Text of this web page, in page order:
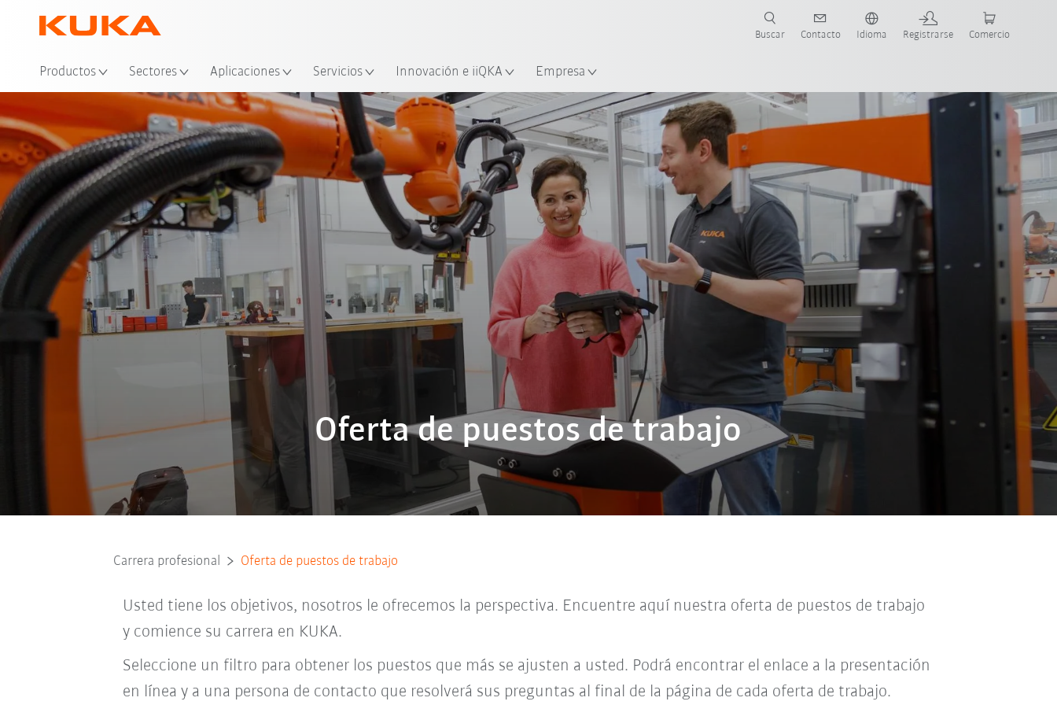
Productos Sectores Aplicaciones Servicios Innovación e iiQKA Empresa
Buscar Contacto Idioma Registrarse Comercio
Oferta de puestos de trabajo
Carrera profesional Oferta de puestos de trabajo
Usted tiene los objetivos, nosotros le ofrecemos la perspectiva. Encuentre aquí nuestra oferta de puestos de trabajo
y comience su carrera en KUKA.
Seleccione un filtro para obtener los puestos que más se ajusten a usted. Podrá encontrar el enlace a la presentación
en línea y a una persona de contacto que resolverá sus preguntas al final de la página de cada oferta de trabajo.